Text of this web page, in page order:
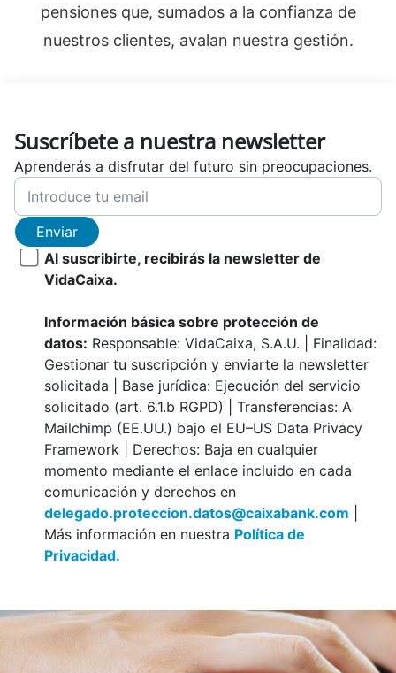
pensiones que, sumados a la confianza de
nuestros clientes, avalan nuestra gestión.
Suscríbete a nuestra newsletter
Aprenderás a disfrutar del futuro sin preocupaciones.
Enviar
Al suscribirte, recibirás la newsletter de
VidaCaixa.
Información básica sobre protección de
datos: Responsable: VidaCaixa, S.A.U. | Finalidad:
Gestionar tu suscripción y enviarte la newsletter
solicitada | Base jurídica: Ejecución del servicio
solicitado (art. 6.1.b RGPD) | Transferencias: A
Mailchimp (EE.UU.) bajo el EU–US Data Privacy
Framework | Derechos: Baja en cualquier
momento mediante el enlace incluido en cada
comunicación y derechos en
delegado.proteccion.datos@caixabank.com
Más información en nuestra Política de
Privacidad.